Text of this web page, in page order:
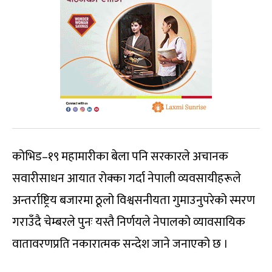
कोभिड–१९ महामारीका बेला पनि सरकारले अचानक
सवारीसाधन आयात रोक्का गर्दा नेपाली व्यवसायीहरूले
अन्तर्राष्ट्रिय बजारमा ठूलो विश्वसनीयता गुमाउनुपरेको स्मरण
गराउँदै चेम्बरले पुनः यस्तै निर्णयले नेपालको व्यावसायिक
वातावरणप्रति नकारात्मक सन्देश जाने जनाएको छ ।